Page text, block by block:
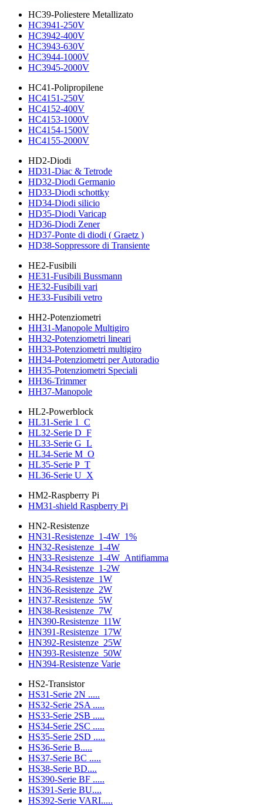
HC39-Poliestere Metallizato
HC3941-250V
HC3942-400V
HC3943-630V
HC3944-1000V
HC3945-2000V
HC41-Polipropilene
HC4151-250V
HC4152-400V
HC4153-1000V
HC4154-1500V
HC4155-2000V
HD2-Diodi
HD31-Diac & Tetrode
HD32-Diodi Germanio
HD33-Diodi schottky
HD34-Diodi silicio
HD35-Diodi Varicap
HD36-Diodi Zener
HD37-Ponte di diodi ( Graetz )
HD38-Soppressore di Transiente
HE2-Fusibili
HE31-Fusibili Bussmann
HE32-Fusibili vari
HE33-Fusibili vetro
HH2-Potenziometri
HH31-Manopole Multigiro
HH32-Potenziometri lineari
HH33-Potenziometri multigiro
HH34-Potenziometri per Autoradio
HH35-Potenziometri Speciali
HH36-Trimmer
HH37-Manopole
HL2-Powerblock
HL31-Serie 1_C
HL32-Serie D_F
HL33-Serie G_L
HL34-Serie M_O
HL35-Serie P_T
HL36-Serie U_X
HM2-Raspberry Pi
HM31-shield Raspberry Pi
HN2-Resistenze
HN31-Resistenze_1-4W_1%
HN32-Resistenze_1-4W
HN33-Resistenze_1-4W_Antifiamma
HN34-Resistenze_1-2W
HN35-Resistenze_1W
HN36-Resistenze_2W
HN37-Resistenze_5W
HN38-Resistenze_7W
HN390-Resistenze_11W
HN391-Resistenze_17W
HN392-Resistenze_25W
HN393-Resistenze_50W
HN394-Resistenze Varie
HS2-Transistor
HS31-Serie 2N .....
HS32-Serie 2SA .....
HS33-Serie 2SB .....
HS34-Serie 2SC .....
HS35-Serie 2SD .....
HS36-Serie B.....
HS37-Serie BC .....
HS38-Serie BD....
HS390-Serie BF .....
HS391-Serie BU....
HS392-Serie VARI.....